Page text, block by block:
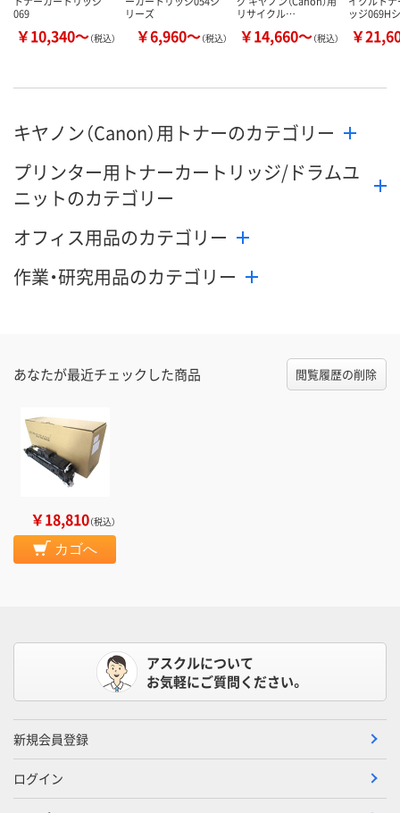
069
￥10,340～（税込）
リーズ
￥6,960～（税込）
リサイクル…
￥14,660～（税込）
ッジ069H
￥
キヤノン（Canon）用トナーのカテゴリー
プリンター用トナーカートリッジ/ドラムユ
ニットのカテゴリー
オフィス用品のカテゴリー
作業・研究用品のカテゴリー
あなたが最近チェックした商品 閲覧履歴の削除
￥18,810（税込）
カゴへ
アスクルについて
お気軽にご質問ください。
新規会員登録
ログイン